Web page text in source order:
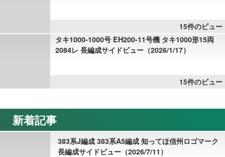
15件のビュー
タキ1000-1000号 EH200-11号機 タキ1000形15両
2084レ 長編成サイドビュー（2026/1/17）
15件のビュー
新着記事
383系J編成 383系A5編成 知ってほ信州ロゴマーク
長編成サイドビュー（2026/7/11）